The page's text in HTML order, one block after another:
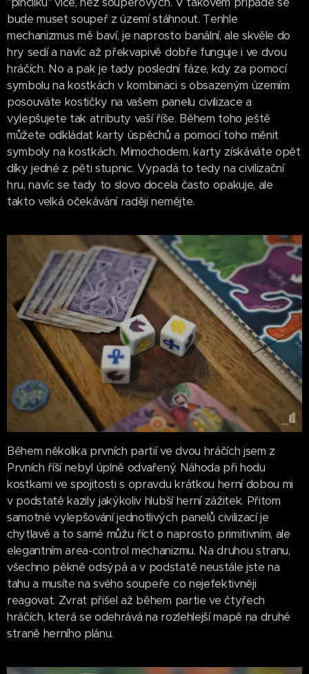
bude muset soupeř z území stáhnout. Tenhle
mechanizmus mě baví, je naprosto banální, ale skvěle do
hry sedí a navíc až překvapivě dobře funguje i ve dvou
hráčích. No a pak je tady poslední fáze, kdy za pomocí
symbolu na kostkách v kombinaci s obsazeným územím
posouváte kostičky na vašem panelu civilizace a
vylepšujete tak atributy vaší říše. Během toho ještě
můžete odkládat karty úspěchů a pomocí toho měnit
symboly na kostkách. Mimochodem, karty získáváte opět
díky jedné z pěti stupnic. Vypadá to tedy na civilizační
hru, navíc se tady to slovo docela často opakuje, ale
takto velká očekávání raději nemějte.
Během několika prvních partií ve dvou hráčích jsem z
Prvních říší nebyl úplně odvařený. Náhoda při hodu
kostkami ve spojitosti s opravdu krátkou herní dobou mi
v podstatě kazily jakýkoliv hlubší herní zážitek. Přitom
samotné vylepšování jednotlivých panelů civilizací je
chytlavé a to samé můžu říct o naprosto primitivním, ale
elegantním area-control mechanizmu. Na druhou stranu,
všechno pěkně odsýpá a v podstatě neustále jste na
tahu a musíte na svého soupeře co nejefektivněji
reagovat. Zvrat přišel až během partie ve čtyřech
hráčích, která se odehrává na rozlehlejší mapě na druhé
straně herního plánu.